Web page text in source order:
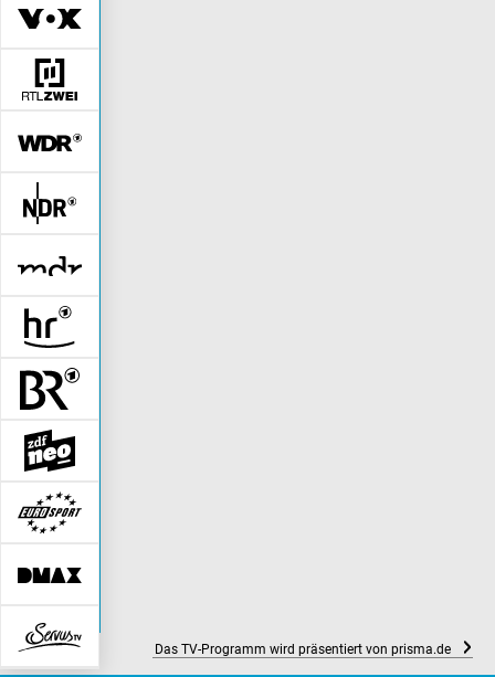
Das TV-Programm wird präsentiert von prisma.de